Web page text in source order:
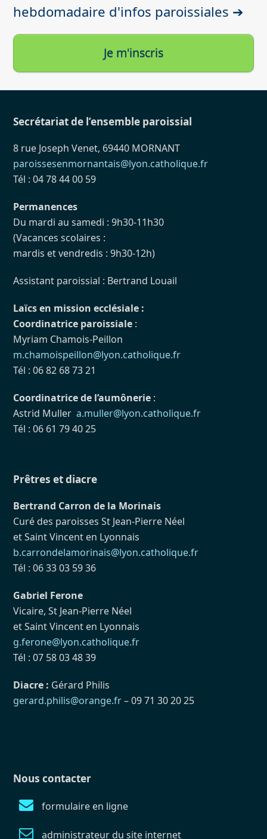
hebdomadaire d'infos paroissiales ➔
Je m'inscris
Secrétariat de l’ensemble paroissial
8 rue Joseph Venet, 69440 MORNANT
paroissesenmornantais@lyon.catholique.fr
Tél : 04 78 44 00 59
Permanences
Du mardi au samedi : 9h30-11h30
(Vacances scolaires :
mardis et vendredis : 9h30-12h)
Assistant paroissial : Bertrand Louail
Laïcs en mission ecclésiale :
Coordinatrice paroissiale :
Myriam Chamois-Peillon
m.chamoispeillon@lyon.catholique.fr
Tél : 06 82 68 73 21
Coordinatrice de l’aumônerie :
Astrid Mullera.muller@lyon.catholique.fr
Tél : 06 61 79 40 25
Prêtres et diacre
Bertrand Carron de la Morinais
Curé des paroisses St Jean-Pierre Néel
et Saint Vincent en Lyonnais
b.carrondelamorinais@lyon.catholique.fr
Tél : 06 33 03 59 36
Gabriel Ferone
Vicaire, St Jean-Pierre Néel
et Saint Vincent en Lyonnais
g.ferone@lyon.catholique.fr
Tél : 07 58 03 48 39
Diacre : Gérard Philis
gerard.philis@orange.fr– 09 71 30 20 25
Nous contacter
formulaire en ligne
administrateur du site internet